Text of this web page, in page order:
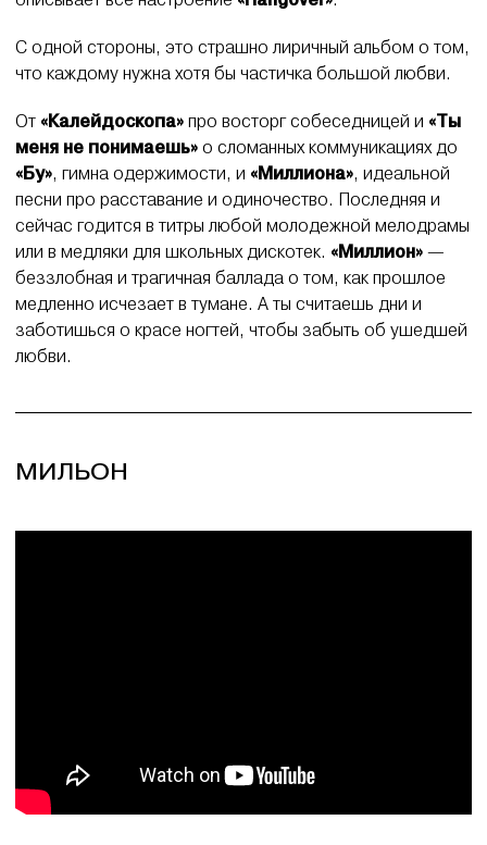
С одной стороны, это страшно лиричный альбом о том,
что каждому нужна хотя бы частичка большой любви.
От «Калейдоскопа» про восторг собеседницей и «Ты
меня не понимаешь» о сломанных коммуникациях до
«Бу», гимна одержимости, и «Миллиона», идеальной
песни про расставание и одиночество. Последняя и
сейчас годится в титры любой молодежной мелодрамы
или в медляки для школьных дискотек. «Миллион» —
беззлобная и трагичная баллада о том, как прошлое
медленно исчезает в тумане. А ты считаешь дни и
заботишься о красе ногтей, чтобы забыть об ушедшей
любви.
МИЛЬОН